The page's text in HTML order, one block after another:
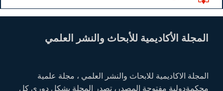
المجلة الأكاديمية للأبحاث والنشر العلمي
المجلة الاكاديمية للابحاث والنشر العلمي ، مجلة علمية
محكمةدولية مفتوحة المصدر، تصدر المجلة بشكل دوري كل